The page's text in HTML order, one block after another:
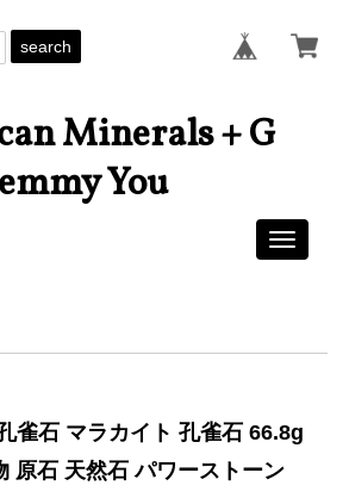
search
Minerals + G
emmy You
Toggle
雀石 マラカイト 孔雀石 66.8g
原石 天然石 パワーストーン